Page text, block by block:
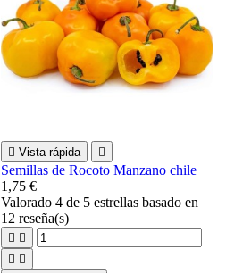
 Vista rápida 
Semillas de Rocoto Manzano chile
1,75 €
Valorado 4de 5 estrellas basado en
12 reseña(s)
 
 